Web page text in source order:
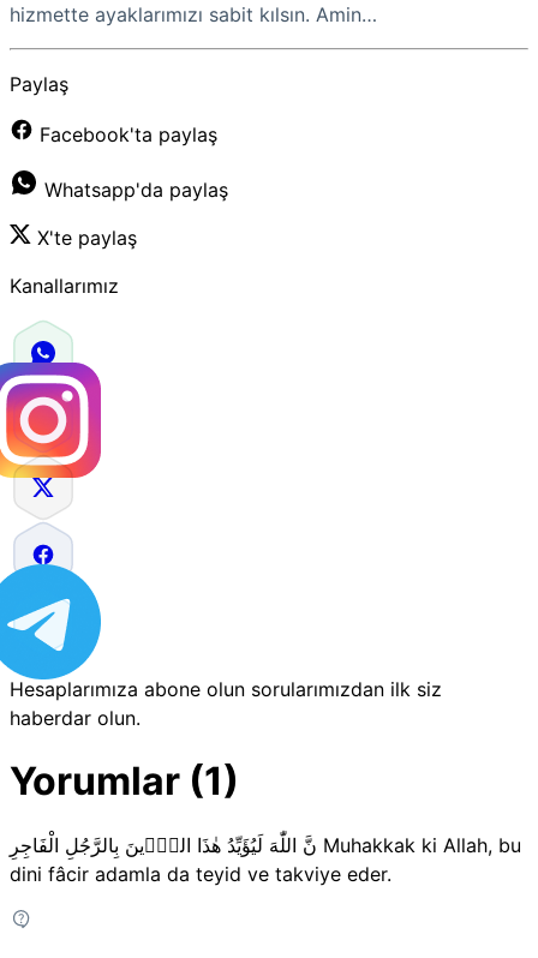
hizmette ayaklarımızı sabit kılsın. Amin…
Paylaş
Facebook'ta paylaş
Whatsapp'da paylaş
X'te paylaş
Kanallarımız
Hesaplarımıza abone olun sorularımızdan ilk siz
haberdar olun.
Yorumlar (1)
نَّ اللّٰهَ لَيُؤَيِّدُ هٰذَا الدّ۪ينَ بِالرَّجُلِ الْفَاجِرِ Muhakkak ki Allah, bu
dini fâcir adamla da teyid ve takviye eder.